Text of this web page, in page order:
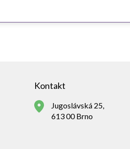
Kontakt
Jugoslávská 25,
613 00 Brno